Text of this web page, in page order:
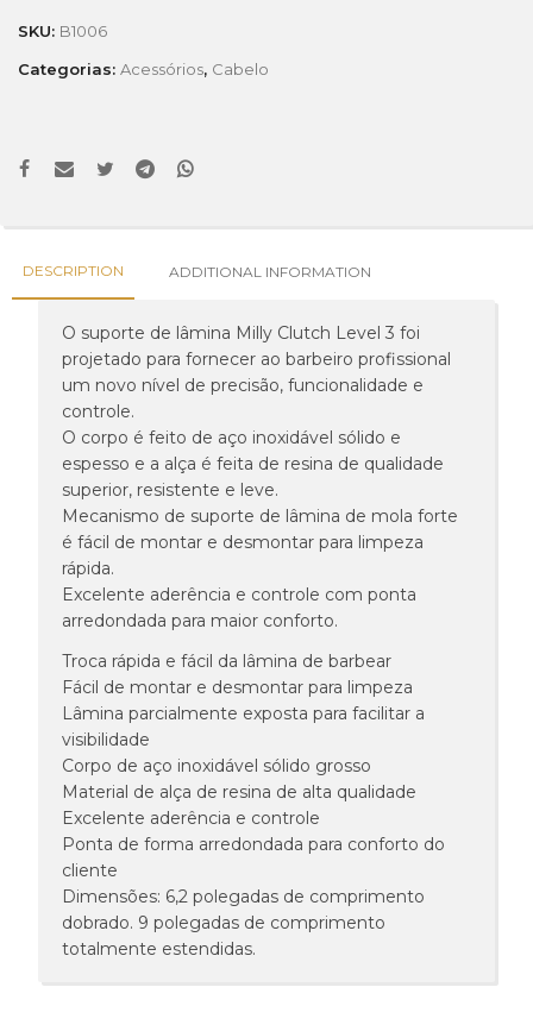
SKU: B1006
Categorias: Acessórios, Cabelo
DESCRIPTION ADDITIONAL INFORMATION
O suporte de lâmina Milly Clutch Level 3 foi
projetado para fornecer ao barbeiro profissional
um novo nível de precisão, funcionalidade e
controle.
O corpo é feito de aço inoxidável sólido e
espesso e a alça é feita de resina de qualidade
superior, resistente e leve.
Mecanismo de suporte de lâmina de mola forte
é fácil de montar e desmontar para limpeza
rápida.
Excelente aderência e controle com ponta
arredondada para maior conforto.
Troca rápida e fácil da lâmina de barbear
Fácil de montar e desmontar para limpeza
Lâmina parcialmente exposta para facilitar a
visibilidade
Corpo de aço inoxidável sólido grosso
Material de alça de resina de alta qualidade
Excelente aderência e controle
Ponta de forma arredondada para conforto do
cliente
Dimensões: 6,2 polegadas de comprimento
dobrado. 9 polegadas de comprimento
totalmente estendidas.